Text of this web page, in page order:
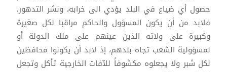
حصول أي ضياع في البلد يؤدي الى خرابه، ونشر التدهور،
فلابد من أن يكون المسؤول والحاكم مراقبا لكل صغيرة
وكبيرة على ولاته الذين عينهم على ملك الدولة أو
لمسؤولية الشعب تجاه بلدهم، إذ لابد أن يكونوا محافظين
لكل شبر ولا يجعلوه مكشوفاً للآفات الخارجية تأكل وتجعل